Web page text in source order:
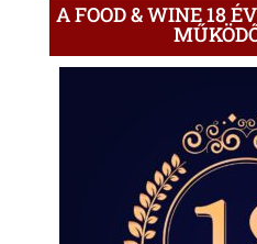
A FOOD & WINE 18